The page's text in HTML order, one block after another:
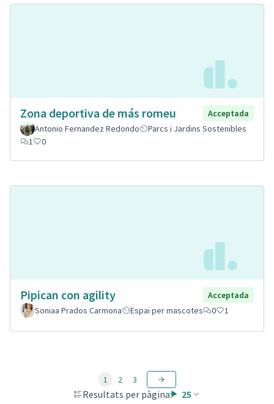
Zona deportiva de más romeu
Acceptada
Antonio Fernandez Redondo
Parcs i Jardins Sostenibles
1
0
Pipican con agility
Acceptada
Soniaa Prados Carmona
Espai per mascotes 0 1
Resultats per pàgina: 25
1 2 3